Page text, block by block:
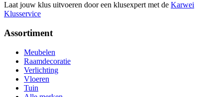
Laat jouw klus uitvoeren door een klusexpert met de Karwei
Klusservice
Assortiment
Meubelen
Raamdecoratie
Verlichting
Vloeren
Tuin